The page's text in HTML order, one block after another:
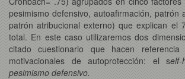
pesimismo defensivo, autoafirmación, patrón
patrón atribucional externo) que explican el
total. En este caso utilizaremos dos
citado cuestionario que hacen
motivacionales de autoprotección: el s
pesimismo defensivo.